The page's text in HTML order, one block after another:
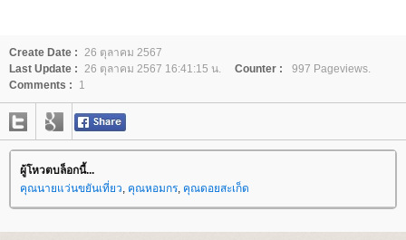
Create Date : 26 ตุลาคม 2567
Last Update : 26 ตุลาคม 2567 16:41:15 น. Counter :
997 Pageviews.
Comments :
1
ผู้โหวตบล็อกนี้...
คุณนายแว่นขยันเที่ยว, คุณหอมกร, คุณดอยสะเก็ด